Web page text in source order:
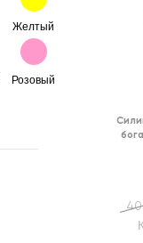
Желтый
Розовый